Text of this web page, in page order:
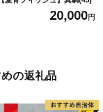
20,000円
の返礼品